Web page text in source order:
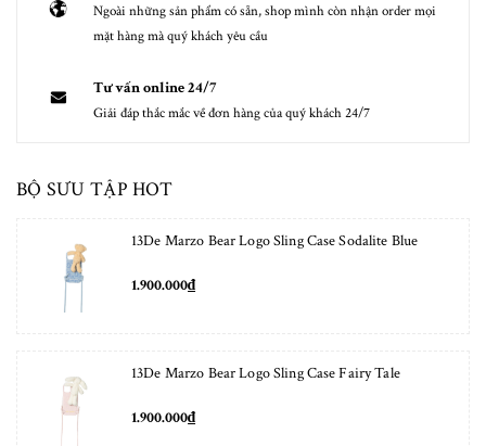
Ngoài những sản phẩm có sẵn, shop mình còn nhận order mọi
mặt hàng mà quý khách yêu cầu
Tư vấn online 24/7
Giải đáp thắc mắc về đơn hàng của quý khách 24/7
BỘ SƯU TẬP HOT
13De Marzo Bear Logo Sling Case Sodalite Blue
1.900.000₫
13De Marzo Bear Logo Sling Case Fairy Tale
1.900.000₫